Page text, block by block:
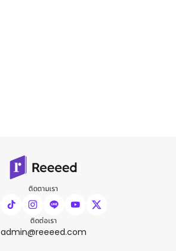
ติดตามเรา
ติดต่อเรา
admin@reeeed.com